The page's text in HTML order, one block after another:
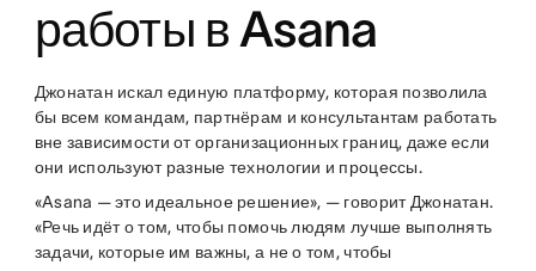
работы в Asana
Джонатан искал единую платформу, которая позволила
бы всем командам, партнёрам и консультантам работать
вне зависимости от организационных границ, даже если
они используют разные технологии и процессы.
«Asana — это идеальное решение», — говорит Джонатан.
«Речь идёт о том, чтобы помочь людям лучше выполнять
задачи, которые им важны, а не о том, чтобы